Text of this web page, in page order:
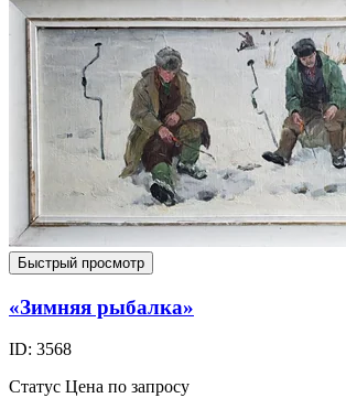
Быстрый просмотр
«Зимняя рыбалка»
ID: 3568
Статус Цена по запросу